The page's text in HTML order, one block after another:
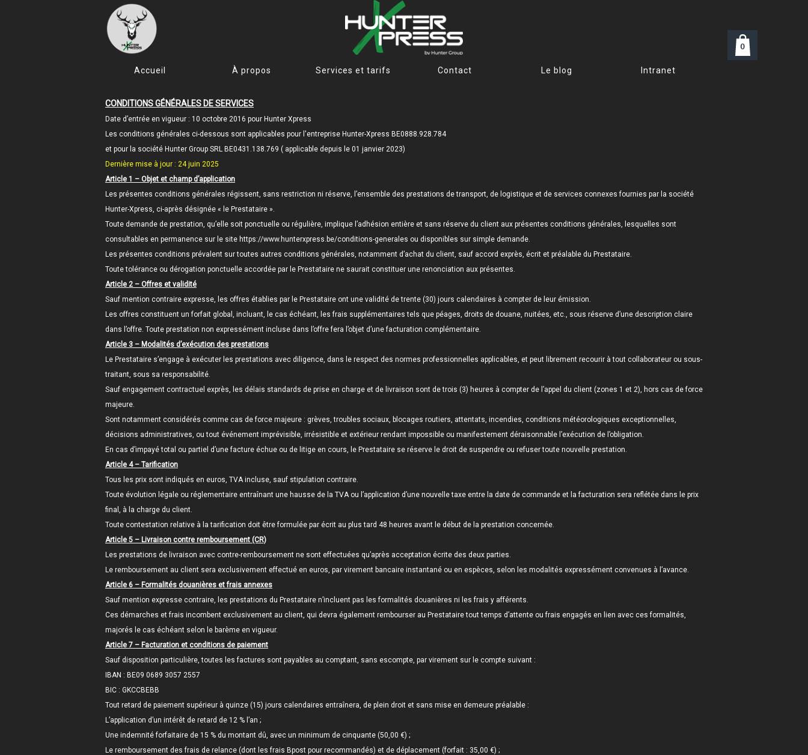
Accueil À propos Services et tarifs Contact Le blog Intranet
CONDITIONS GÉNÉRALES DE SERVICES
Date d’entrée en vigueur : 10 octobre 2016 pour Hunter Xpress
Les conditions générales ci-dessous sont applicables pour l'entreprise Hunter-Xpress BE0888.928.784
et pour la société Hunter Group SRL BE0431.138.769 ( applicable depuis le 01 janvier 2023)
Dernière mise à jour : 24 juin 2025
Article 1 – Objet et champ d’application
Les présentes conditions générales régissent, sans restriction ni réserve, l’ensemble des prestations de transport, de logistique et de services connexes fournies par la société
Hunter-Xpress, ci-après désignée « le Prestataire ».
Toute demande de prestation, qu’elle soit ponctuelle ou régulière, implique l’adhésion entière et sans réserve du client aux présentes conditions générales, lesquelles sont
consultables en permanence sur le site https://www.hunterxpress.be/conditions-generales ou disponibles sur simple demande.
Les présentes conditions prévalent sur toutes autres conditions générales, notamment d’achat du client, sauf accord exprès, écrit et préalable du Prestataire.
Toute tolérance ou dérogation ponctuelle accordée par le Prestataire ne saurait constituer une renonciation aux présentes.
Article 2 – Offres et validité
Sauf mention contraire expresse, les offres établies par le Prestataire ont une validité de trente (30) jours calendaires à compter de leur émission.
Les offres constituent un forfait global, incluant, le cas échéant, les frais supplémentaires tels que péages, droits de douane, nuitées, etc., sous réserve d’une description claire
dans l’offre. Toute prestation non expressément incluse dans l’offre fera l’objet d’une facturation complémentaire.
Article 3 – Modalités d’exécution des prestations
Le Prestataire s’engage à exécuter les prestations avec diligence, dans le respect des normes professionnelles applicables, et peut librement recourir à tout collaborateur ou sous-
traitant, sous sa responsabilité.
Sauf engagement contractuel exprès, les délais standards de prise en charge et de livraison sont de trois (3) heures à compter de l’appel du client (zones 1 et 2), hors cas de force
majeure.
Sont notamment considérés comme cas de force majeure : grèves, troubles sociaux, blocages routiers, attentats, incendies, conditions météorologiques exceptionnelles,
décisions administratives, ou tout événement imprévisible, irrésistible et extérieur rendant impossible ou manifestement déraisonnable l’exécution de l’obligation.
En cas d’impayé total ou partiel d’une facture échue ou de litige en cours, le Prestataire se réserve le droit de suspendre ou refuser toute nouvelle prestation.
Article 4 – Tarification
Tous les prix sont indiqués en euros, TVA incluse, sauf stipulation contraire.
Toute évolution légale ou réglementaire entraînant une hausse de la TVA ou l’application d’une nouvelle taxe entre la date de commande et la facturation sera reflétée dans le prix
final, à la charge du client.
Toute contestation relative à la tarification doit être formulée par écrit au plus tard 48 heures avant le début de la prestation concernée.
Article 5 – Livraison contre remboursement (CR)
Les prestations de livraison avec contre-remboursement ne sont effectuées qu’après acceptation écrite des deux parties.
Le remboursement au client sera exclusivement effectué en euros, par virement bancaire instantané ou en espèces, selon les modalités expressément convenues à l’avance.
Article 6 – Formalités douanières et frais annexes
Sauf mention expresse contraire, les prestations du Prestataire n’incluent pas les formalités douanières ni les frais y afférents.
Ces démarches et frais incombent exclusivement au client, qui devra également rembourser au Prestataire tout temps d’attente ou frais engagés en lien avec ces formalités,
majorés le cas échéant selon le barème en vigueur.
Article 7 – Facturation et conditions de paiement
Sauf disposition particulière, toutes les factures sont payables au comptant, sans escompte, par virement sur le compte suivant :
IBAN : BE09 0689 3057 2557
BIC : GKCCBEBB
Tout retard de paiement supérieur à quinze (15) jours calendaires entraînera, de plein droit et sans mise en demeure préalable :
L’application d’un intérêt de retard de 12 % l’an ;
Une indemnité forfaitaire de 15 % du montant dû, avec un minimum de cinquante (50,00 €) ;
Le remboursement des frais de relance (dont les frais Bpost pour recommandés) et de déplacement (forfait : 35,00 €) ;
0